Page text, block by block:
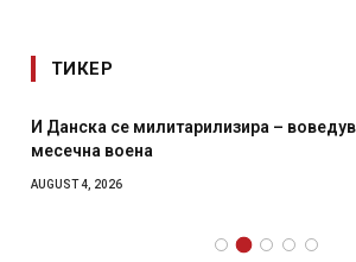
ТИКЕР
И Данска се милитарилизира –
месечна воена
AUGUST 4, 2026